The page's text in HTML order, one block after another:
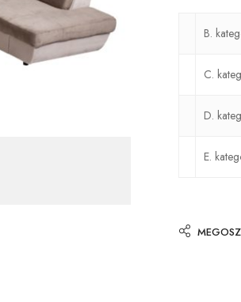
B.
C.
D.
E.